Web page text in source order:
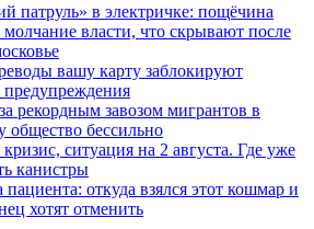
патруль» в электричке: пощёчина
власти, что скрывают после
вашу карту заблокируют
рекордным завозом мигрантов в
общество бессильно
ситуация на 2 августа. Где уже
канистры
откуда взялся этот кошмар и
хотят отменить